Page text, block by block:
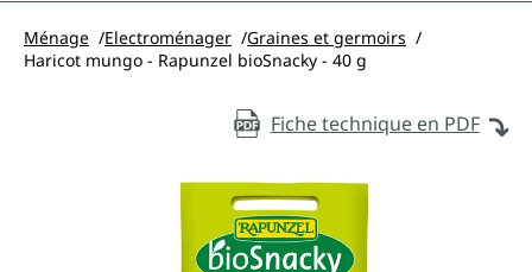
Ménage Electroménager
Graines et germoirs
Haricot mungo - Rapunzel bioSnacky - 40 g
Fiche technique en PDF